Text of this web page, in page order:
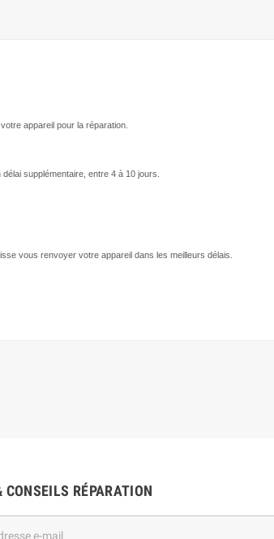
appareil pour la réparation.
supplémentaire, entre 4 à 10 jours.
vous renvoyer votre appareil dans les meilleurs délais.
CONSEILS RÉPARATION